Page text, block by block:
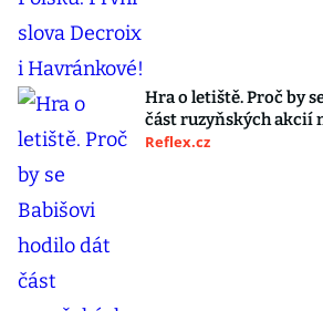
Hra o letiště. Proč by
část ruzyňských akcií
Reflex.cz